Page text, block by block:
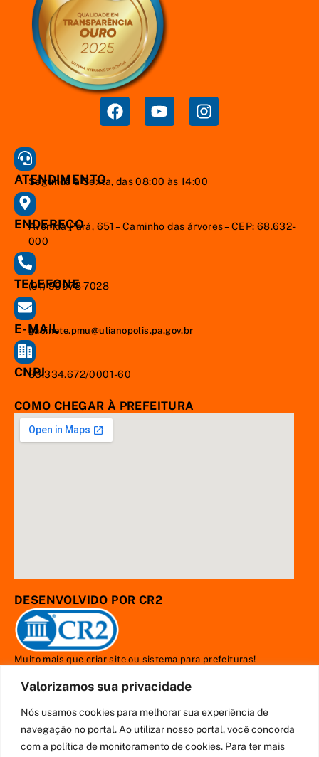
Valorizamos sua privacidade
Nós usamos cookies para melhorar sua experiência de
navegação no portal. Ao utilizar nosso portal, você concorda
com a política de monitoramento de cookies. Para ter mais
ATENDIMENTO
Segunda à Sexta, das 08:00 às 14:00
ENDEREÇO
Avenida Pará, 651 – Caminho das árvores – CEP: 68.632-
000
TELEFONE
(91) 99978-7028
E-MAIL
gabinete.pmu@ulianopolis.pa.gov.br
CNPJ83.334.672/0001-60
COMO CHEGAR À PREFEITURA
DESENVOLVIDO POR CR2
Muito mais quecriar site ou sistema para prefeituras!
contrato que todas as exigências dasleis de transparência
Conheça oPNTPe oRadar da Transparência Pública